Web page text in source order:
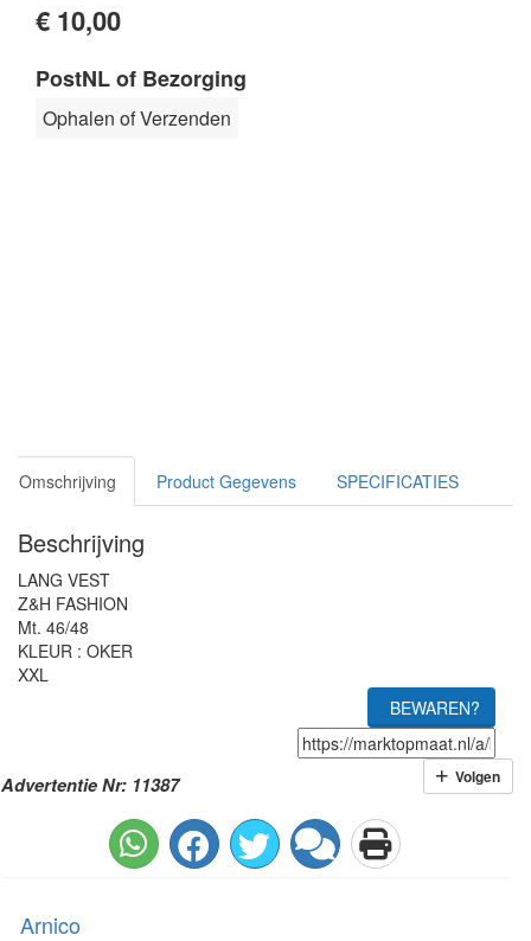
€ 10,00
PostNL of Bezorging
Ophalen of Verzenden
Omschrijving Product Gegevens SPECIFICATIES
Beschrijving
LANG VEST
Z&H FASHION
Mt. 46/48
KLEUR : OKER
XXL
BEWAREN?
Advertentie Nr: 11387 Volgen
Arnico